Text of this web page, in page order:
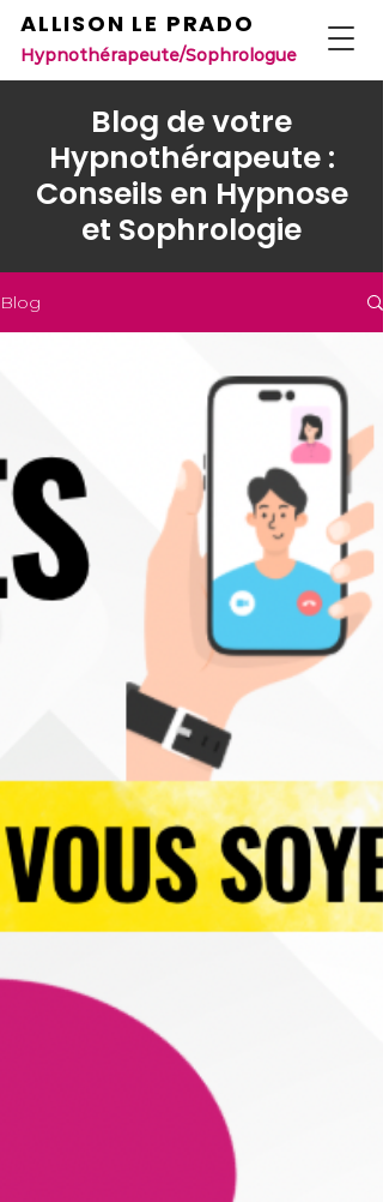
Hypnothérapeute/Sophrologue
ALLISON LE PRADO
Blog de votre
Hypnothérapeute :
Conseils en Hypnose
et Sophrologie
Blog